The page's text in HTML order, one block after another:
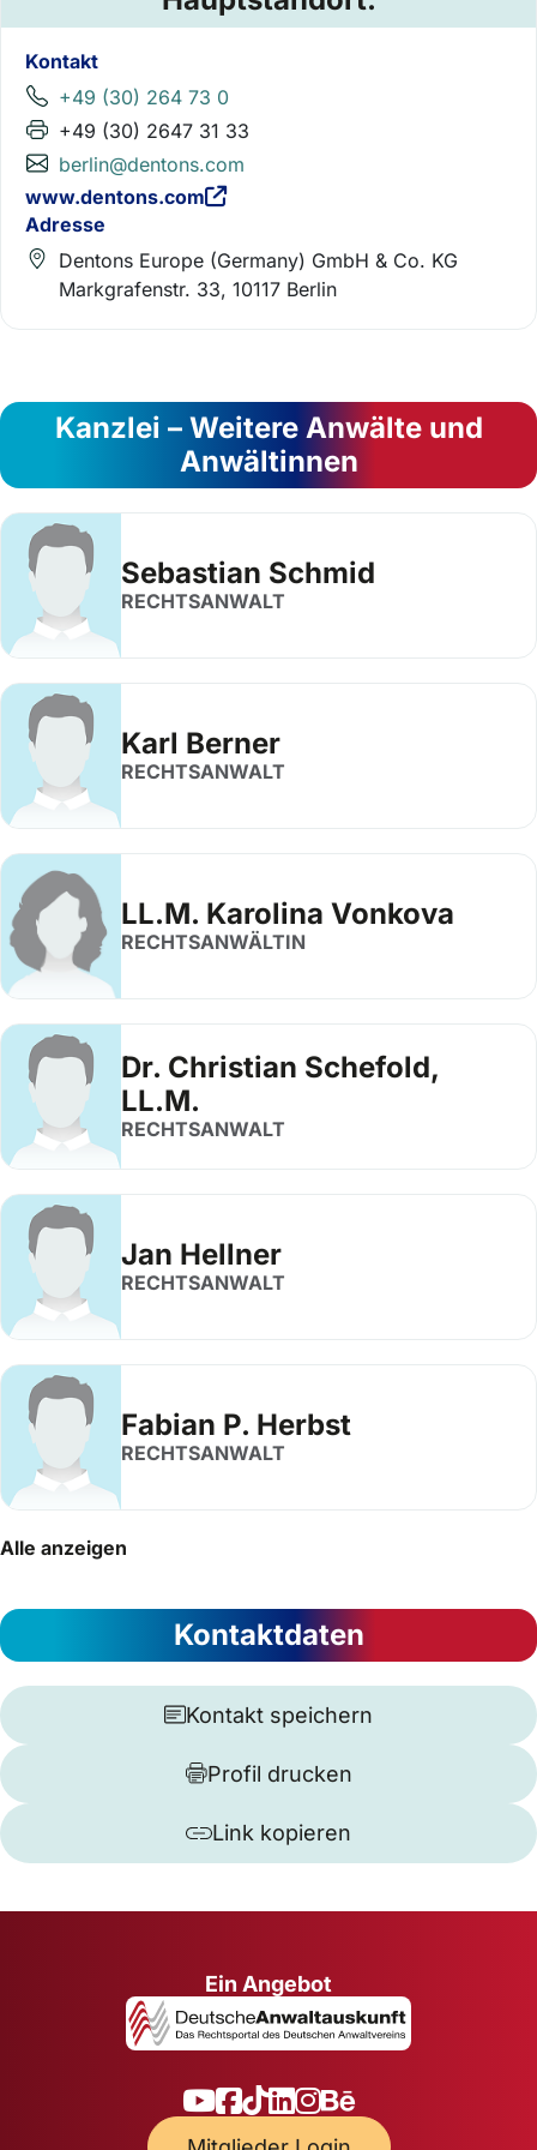
Kontakt
+49 (30) 264 73 0
+49 (30) 2647 31 33
berlin@dentons.com
www.dentons.com
Adresse
Dentons Europe (Germany) GmbH & Co. KG
Markgrafenstr. 33, 10117 Berlin
Kanzlei – Weitere Anwälte und
Anwältinnen
Sebastian Schmid
RECHTSANWALT
Karl Berner
RECHTSANWALT
LL.M. Karolina Vonkova
RECHTSANWÄLTIN
Dr. Christian Schefold,
LL.M.
RECHTSANWALT
Jan Hellner
RECHTSANWALT
Fabian P. Herbst
RECHTSANWALT
Alle anzeigen
Kontaktdaten
Kontakt speichern
Profil drucken
Link kopieren
Ein Angebot